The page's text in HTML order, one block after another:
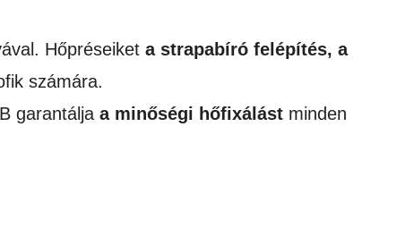
Hőpréseiket a strapabíró felépítés, a
számára.
garantálja a minőségi hőfixálást minden